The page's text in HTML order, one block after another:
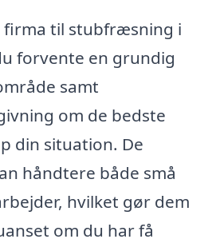
til stubfræsning i
forvente en grundig
samt
om de bedste
din situation. De
håndtere både små
hvilket gør dem
om du har få